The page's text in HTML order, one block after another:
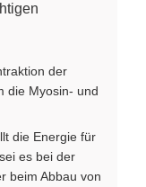
der
die Myosin- und
die Energie für
es bei der
beim Abbau von